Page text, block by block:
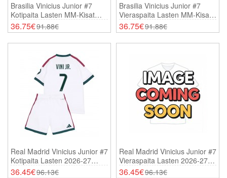
Brasilia Vinicius Junior #7
Kotipaita Lasten MM-Kisat
2026 Lyhythihainen (+
Shortsit)
36.75€91.88€
Brasilia Vinicius Junior #7
Vieraspaita Lasten MM-Kisat
2026 Lyhythihainen (+
Shortsit)
36.75€91.88€
Real Madrid Vinicius Junior #7
Kotipaita Lasten 2026-27
Lyhythihainen (+ Shortsit)
36.45€96.13€
Real Madrid Vinicius Junior #7
Vieraspaita Lasten 2026-27
Lyhythihainen (+ Shortsit)
36.45€96.13€